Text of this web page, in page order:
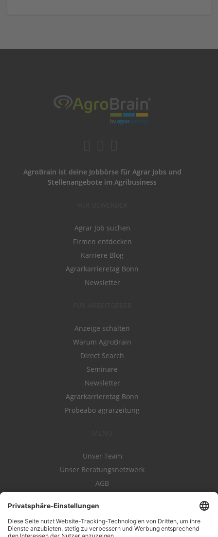
AgroBrain ist deine Jobbörse für Agrar Jobs und
Stellenangebote im Agribusiness
Agrar Job suchen
Firmen entdecken
Karriere Blog
Agrarkarrieretag Bonn
Newsletter
Anzeige schalten
Warum AgroBrain
Direct Search
Seminare
Newsletter
Agrarkarrieretag Bonn
Probeabo agrarzeitung
Unser Team
Unser Beratungsnetzwerk
AGB
Datenschutz
Impressum